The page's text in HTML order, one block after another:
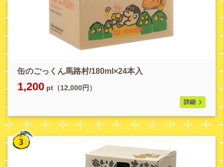
缶のごっくん馬路村/180ml×24本入
1,200 pt（12,000円）
詳細